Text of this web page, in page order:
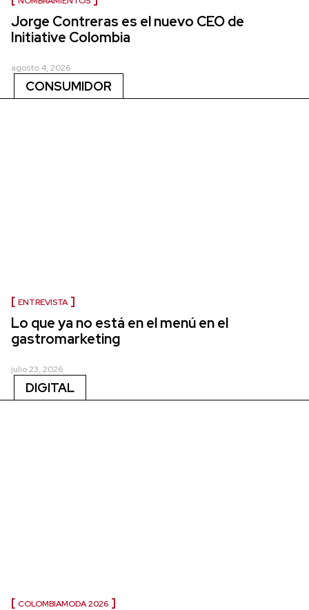
Jorge Contreras es el nuevo CEO de
Initiative Colombia
agosto 4, 2026
CONSUMIDOR
ENTREVISTA
Lo que ya no está en el menú en el
gastromarketing
julio 23, 2026
DIGITAL
COLOMBIAMODA 2026